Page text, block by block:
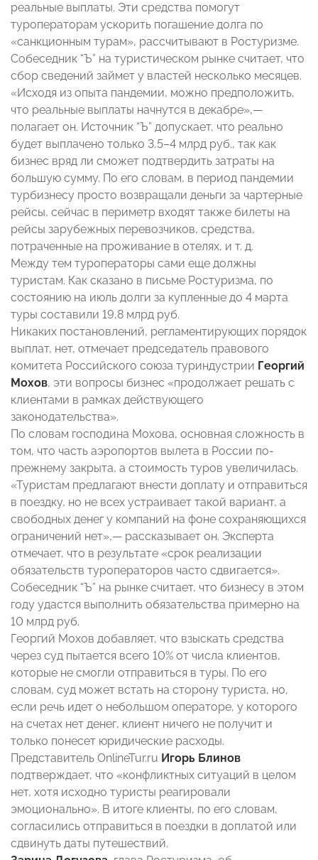
реальные выплаты. Эти средства помогут
туроператорам ускорить погашение долга по
«санкционным турам», рассчитывают в Ростуризме.
Собеседник “Ъ” на туристическом рынке считает, что
сбор сведений займет у властей несколько месяцев.
«Исходя из опыта пандемии, можно предположить,
что реальные выплаты начнутся в декабре»,—
полагает он. Источник “Ъ” допускает, что реально
будет выплачено только 3,5–4 млрд руб., так как
бизнес вряд ли сможет подтвердить затраты на
большую сумму. По его словам, в период пандемии
турбизнесу просто возвращали деньги за чартерные
рейсы, сейчас в периметр входят также билеты на
рейсы зарубежных перевозчиков, средства,
потраченные на проживание в отелях, и т. д.
Между тем туроператоры сами еще должны
туристам. Как сказано в письме Ростуризма, по
состоянию на июль долги за купленные до 4 марта
туры составили 19,8 млрд руб.
Никаких постановлений, регламентирующих порядок
выплат, нет, отмечает председатель правового
комитета Российского союза туриндустрии Георгий
Мохов, эти вопросы бизнес «продолжает решать с
клиентами в рамках действующего
законодательства».
По словам господина Мохова, основная сложность в
том, что часть аэропортов вылета в России по-
прежнему закрыта, а стоимость туров увеличилась.
«Туристам предлагают внести доплату и отправиться
в поездку, но не всех устраивает такой вариант, а
свободных денег у компаний на фоне сохраняющихся
ограничений нет»,— рассказывает он. Эксперта
отмечает, что в результате «срок реализации
обязательств туроператоров часто сдвигается».
Собеседник “Ъ” на рынке считает, что бизнесу в этом
году удастся выполнить обязательства примерно на
10 млрд руб.
Георгий Мохов добавляет, что взыскать средства
через суд пытается всего 10% от числа клиентов,
которые не смогли отправиться в туры. По его
словам, суд может встать на сторону туриста, но,
если речь идет о небольшом операторе, у которого
на счетах нет денег, клиент ничего не получит и
только понесет юридические расходы.
Представитель OnlineTur.ru Игорь Блинов
подтверждает, что «конфликтных ситуаций в целом
нет, хотя исходно туристы реагировали
эмоционально». В итоге клиенты, по его словам,
согласились отправиться в поездки в доплатой или
сдвинуть даты путешествий.